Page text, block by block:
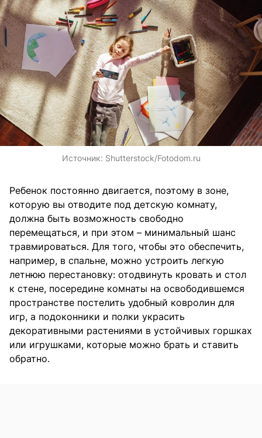
Источник: Shutterstock/Fotodom.ru
Ребенок постоянно двигается, поэтому в зоне,
которую вы отводите под детскую комнату,
должна быть возможность свободно
перемещаться, и при этом – минимальный шанс
травмироваться. Для того, чтобы это обеспечить,
например, в спальне, можно устроить легкую
летнюю перестановку: отодвинуть кровать и стол
к стене, посередине комнаты на освободившемся
пространстве постелить удобный ковролин для
игр, а подоконники и полки украсить
декоративными растениями в устойчивых горшках
или игрушками, которые можно брать и ставить
обратно.